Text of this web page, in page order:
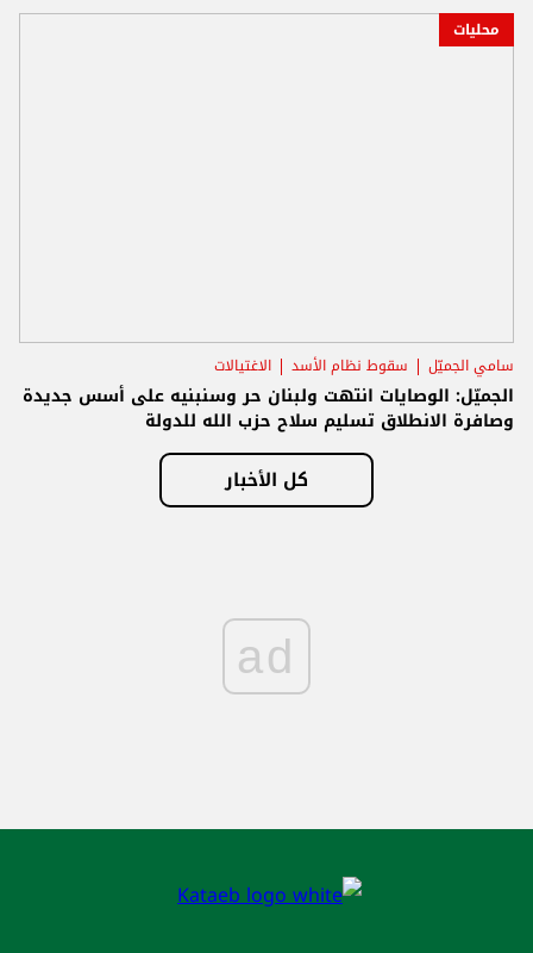
محليات
سامي الجميّل سقوط نظام الأسد الاغتيالات
الجميّل: الوصايات انتهت ولبنان حر وسنبنيه على أسس جديدة
وصافرة الانطلاق تسليم سلاح حزب الله للدولة
كل الأخبار
ad